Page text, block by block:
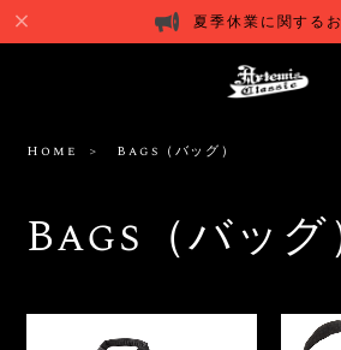
夏季休業に関する
Home Bags（バッグ）
Bags（バッグ